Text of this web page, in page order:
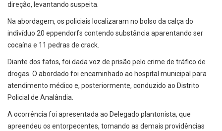
direção, levantando suspeita.
Na abordagem, os policiais localizaram no bolso da calça do
indivíduo 20 eppendorfs contendo substância aparentando ser
cocaína e 11 pedras de crack.
Diante dos fatos, foi dada voz de prisão pelo crime de tráfico de
drogas. O abordado foi encaminhado ao hospital municipal para
atendimento médico e, posteriormente, conduzido ao Distrito
Policial de Analândia.
A ocorrência foi apresentada ao Delegado plantonista, que
apreendeu os entorpecentes, tomando as demais providências